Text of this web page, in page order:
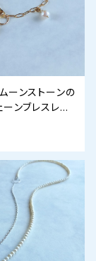
ーンストーンの
ーンブレスレッ